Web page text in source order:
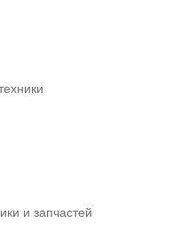
и запчастей